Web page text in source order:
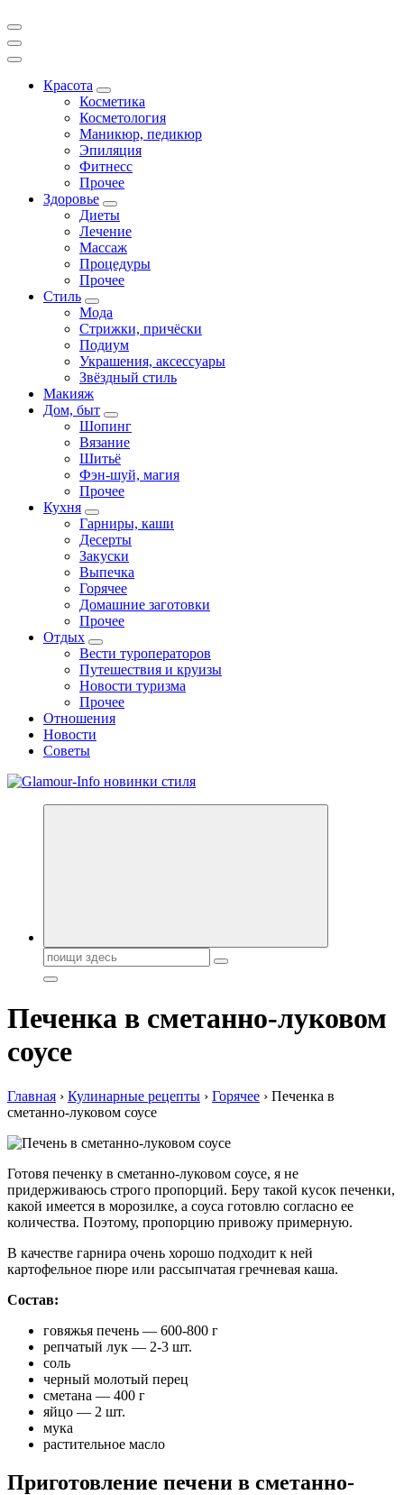
Красота
Косметика
Косметология
Маникюр, педикюр
Эпиляция
Фитнесс
Прочее
Здоровье
Диеты
Лечение
Массаж
Процедуры
Прочее
Стиль
Мода
Стрижки, причёски
Подиум
Украшения, аксессуары
Звёздный стиль
Макияж
Дом, быт
Шопинг
Вязание
Шитьё
Фэн-шуй, магия
Прочее
Кухня
Гарниры, каши
Десерты
Закуски
Выпечка
Горячее
Домашние заготовки
Прочее
Отдых
Вести туроператоров
Путешествия и круизы
Новости туризма
Прочее
Отношения
Новости
Советы
Секреты молодости, красоты и долголетия. Гламурный журнал
Поиск:
Печенка в сметанно-луковом
соусе
Главная › Кулинарные рецепты › Горячее › Печенка в
сметанно-луковом соусе
Готовя печенку в сметанно-луковом соусе, я не
придерживаюсь строго пропорций. Беру такой кусок печенки,
какой имеется в морозилке, а соуса готовлю согласно ее
количества. Поэтому, пропорцию привожу примерную.
В качестве гарнира очень хорошо подходит к ней
картофельное пюре или рассыпчатая гречневая каша.
Состав:
говяжья печень — 600-800 г
репчатый лук — 2-3 шт.
соль
черный молотый перец
сметана — 400 г
яйцо — 2 шт.
мука
растительное масло
Приготовление печени в сметанно-